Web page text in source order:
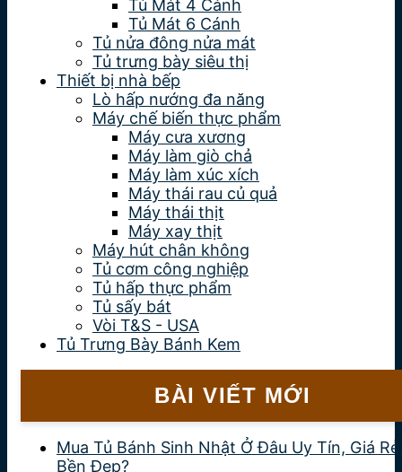
Tủ Mát 4 Cánh
Tủ Mát 6 Cánh
Tủ nửa đông nửa mát
Tủ trưng bày siêu thị
Thiết bị nhà bếp
Lò hấp nướng đa năng
Máy chế biến thực phẩm
Máy cưa xương
Máy làm giò chả
Máy làm xúc xích
Máy thái rau củ quả
Máy thái thịt
Máy xay thịt
Máy hút chân không
Tủ cơm công nghiệp
Tủ hấp thực phẩm
Tủ sấy bát
Vòi T&S - USA
Tủ Trưng Bày Bánh Kem
BÀI VIẾT MỚI
Mua Tủ Bánh Sinh Nhật Ở Đâu Uy Tín, Giá
Bền Đẹp?